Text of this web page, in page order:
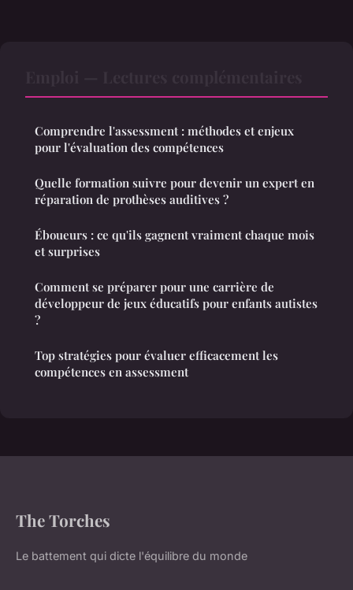
Comprendre l'assessment : méthodes et enjeux
pour l'évaluation des compétences
Quelle formation suivre pour devenir un expert en
réparation de prothèses auditives ?
Éboueurs : ce qu'ils gagnent vraiment chaque mois
et surprises
Comment se préparer pour une carrière de
développeur de jeux éducatifs pour enfants autistes
?
Top stratégies pour évaluer efficacement les
compétences en assessment
The Torches
Le battement qui dicte l'équilibre du monde